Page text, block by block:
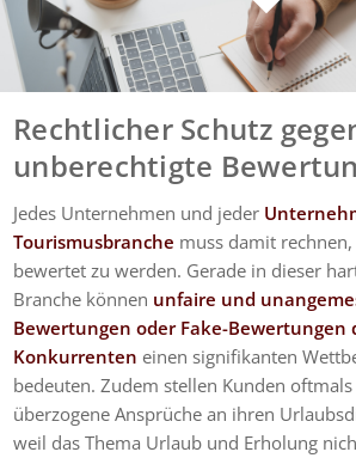
Rechtlicher Schutz
unberechtigte
Jedes Unternehmen und jeder
Tourismusbranche muss damit
bewertet zu werden. Gerade in dieser
Branche können unfaire und
Bewertungen oder Fake-Bewertungen
Konkurrenten einen signifikanten
bedeuten. Zudem stellen Kunden
überzogene Ansprüche an ihren
weil das Thema Urlaub und Erholung